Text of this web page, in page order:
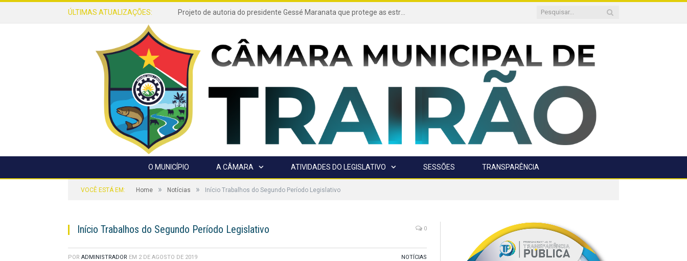
ÚLTIMAS ATUALIZAÇÕES: Projeto de autoria do presidente Gessé Maranata que protege as estradas vicinais de Trairão é transformado em lei
O MUNICÍPIO A CÂMARA ATIVIDADES DO LEGISLATIVO SESSÕES TRANSPARÊNCIA
VOCÊ ESTÁ EM: Home » Notícias » Início Trabalhos do Segundo Período Legislativo
Início Trabalhos do Segundo Período Legislativo 0
POR ADMINISTRADOR EM 2 DE AGOSTO DE 2019 NOTÍCIAS